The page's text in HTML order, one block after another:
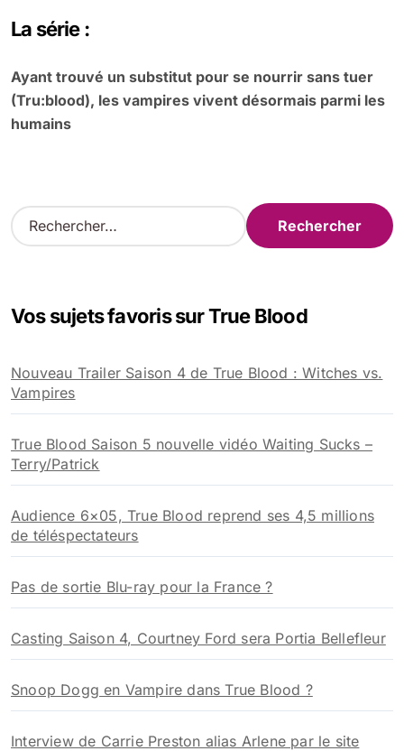
La série :
Ayant trouvé un substitut pour se nourrir sans tuer
(Tru:blood), les vampires vivent désormais parmi les
humains
R
e
r
e
r
Vos sujets favoris sur True Blood
Nouveau Trailer Saison 4 de True Blood : Witches vs.
Vampires
True Blood Saison 5 nouvelle vidéo Waiting Sucks –
Terry/Patrick
Audience 6×05, True Blood reprend ses 4,5 millions
de téléspectateurs
Pas de sortie Blu-ray pour la France ?
Casting Saison 4, Courtney Ford sera Portia Bellefleur
Snoop Dogg en Vampire dans True Blood ?
Interview de Carrie Preston alias Arlene par le site